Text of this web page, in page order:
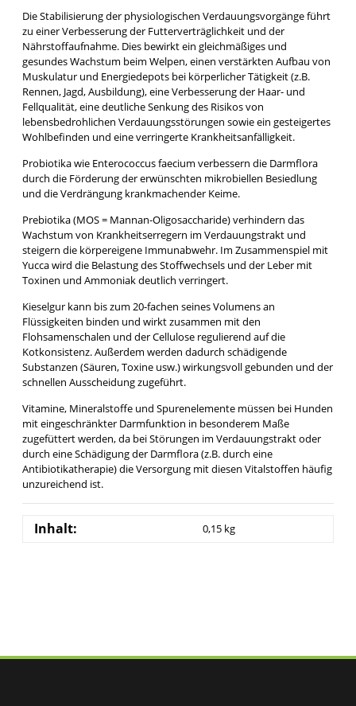
Die Stabilisierung der physiologischen Verdauungsvorgänge führt
zu einer Verbesserung der Futterverträglichkeit und der
Nährstoffaufnahme. Dies bewirkt ein gleichmäßiges und
gesundes Wachstum beim Welpen, einen verstärkten Aufbau von
Muskulatur und Energiedepots bei körperlicher Tätigkeit (z.B.
Rennen, Jagd, Ausbildung), eine Verbesserung der Haar- und
Fellqualität, eine deutliche Senkung des Risikos von
lebensbedrohlichen Verdauungsstörungen sowie ein gesteigertes
Wohlbefinden und eine verringerte Krankheitsanfälligkeit.
Probiotika wie Enterococcus faecium verbessern die Darmflora
durch die Förderung der erwünschten mikrobiellen Besiedlung
und die Verdrängung krankmachender Keime.
Prebiotika (MOS = Mannan-Oligosaccharide) verhindern das
Wachstum von Krankheitserregern im Verdauungstrakt und
steigern die körpereigene Immunabwehr. Im Zusammenspiel mit
Yucca wird die Belastung des Stoffwechsels und der Leber mit
Toxinen und Ammoniak deutlich verringert.
Kieselgur kann bis zum 20-fachen seines Volumens an
Flüssigkeiten binden und wirkt zusammen mit den
Flohsamenschalen und der Cellulose regulierend auf die
Kotkonsistenz. Außerdem werden dadurch schädigende
Substanzen (Säuren, Toxine usw.) wirkungsvoll gebunden und der
schnellen Ausscheidung zugeführt.
Vitamine, Mineralstoffe und Spurenelemente müssen bei Hunden
mit eingeschränkter Darmfunktion in besonderem Maße
zugefüttert werden, da bei Störungen im Verdauungstrakt oder
durch eine Schädigung der Darmflora (z.B. durch eine
Antibiotikatherapie) die Versorgung mit diesen Vitalstoffen häufig
unzureichend ist.
Inhalt: 0,15 kg